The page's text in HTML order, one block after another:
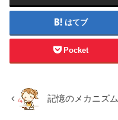
はてブ
Pocket
記憶のメカニズム